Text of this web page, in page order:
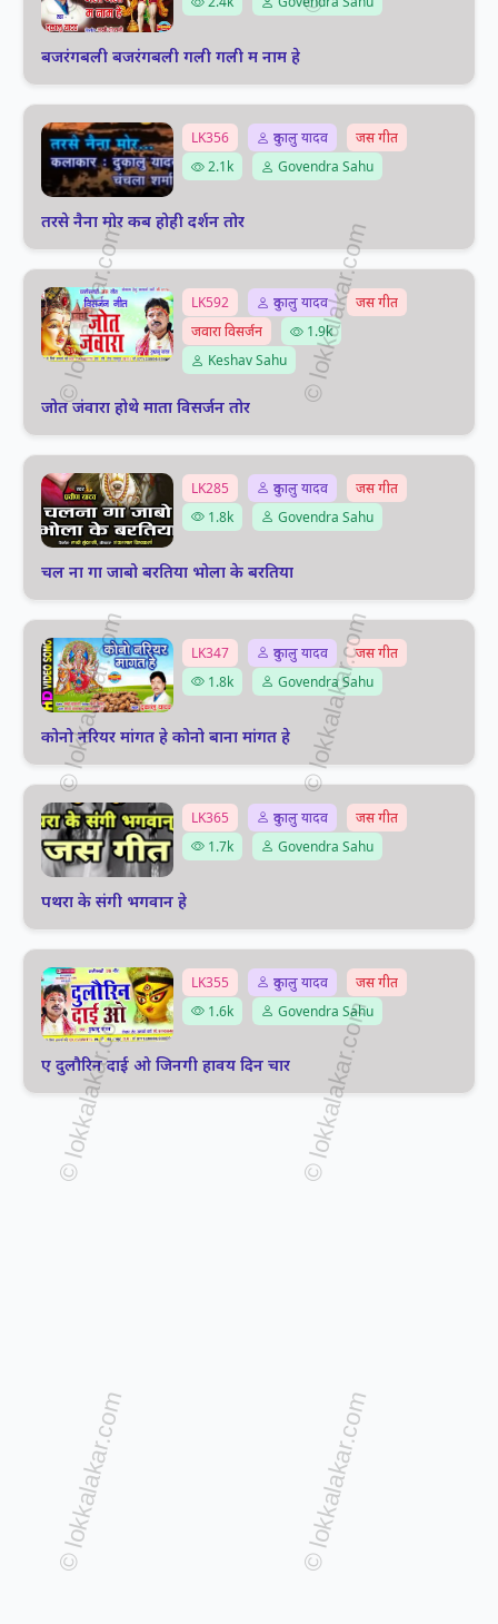
बजरंगबली बजरंगबली गली गली म नाम हे
LK356 दुकालु यादव
जस गीत
2.1k
Govendra Sahu
तरसे नैना मोर कब होही दर्शन तोर
LK592 दुकालु यादव
जस गीत
जवारा विसर्जन
1.9k
Keshav Sahu
जोत जंवारा होथे माता विसर्जन तोर
LK285 दुकालु यादव
जस गीत
1.8k
Govendra Sahu
चल ना गा जाबो बरतिया भोला के बरतिया
LK347 दुकालु यादव
जस गीत
1.8k
Govendra Sahu
कोनो नरियर मांगत हे कोनो बाना मांगत हे
LK365 दुकालु यादव
जस गीत
1.7k
Govendra Sahu
पथरा के संगी भगवान हे
LK355 दुकालु यादव
जस गीत
1.6k
Govendra Sahu
ए दुलौरिन दाई ओ जिनगी हावय दिन चार